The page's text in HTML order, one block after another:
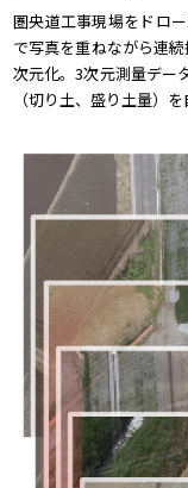
圏央道工事現場をドロ
で写真を重ねながら連
次元化。3次元測量デー
（切り土、盛り土量）を